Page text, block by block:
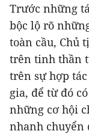
Trước những
bộc lộ rõ
toàn cầu, Chủ
trên tinh thần
trên sự hợp
gia, để từ đó
những cơ hội
nhanh chuyển